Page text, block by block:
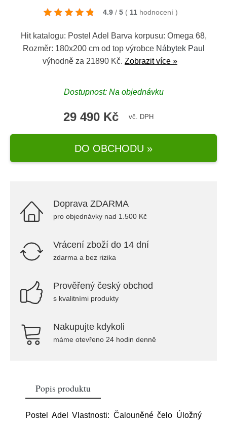
4.9 / 5 ( 11 hodnocení )
Hit katalogu: Postel Adel Barva korpusu: Omega 68,
Rozměr: 180x200 cm od top výrobce Nábytek Paul
výhodně za 21890 Kč. Zobrazit více »
Dostupnost: Na objednávku
29 490 Kč vč. DPH
DO OBCHODU »
Doprava ZDARMA
pro objednávky nad 1.500 Kč
Vrácení zboží do 14 dní
zdarma a bez rizika
Prověřený český obchod
s kvalitními produkty
Nakupujte kdykoli
máme otevřeno 24 hodin denně
Popis produktu
Postel Adel Vlastnosti: Čalouněné čelo Úložný